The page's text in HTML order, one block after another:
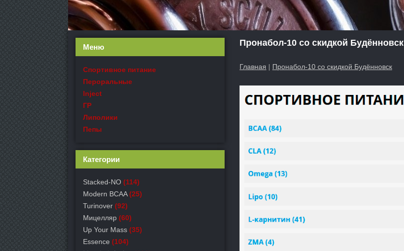
Пронабол-10 со скидкой Будённовск
Главная | Пронабол-10 со скидкой Будённовск
Меню
Спортивное питание
Пероральные
Inject
ГР
Липолики
Пепы
Категории
Stacked-NO (114)
Modern BCAA (25)
Turinover (92)
Мицелляр (60)
Up Your Mass (35)
Essence (104)